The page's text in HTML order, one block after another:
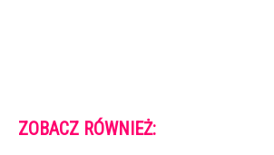
ZOBACZ RÓWNIEŻ: